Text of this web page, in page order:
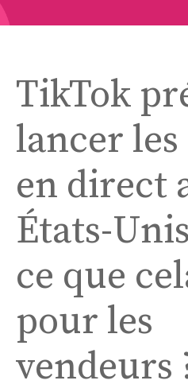
TikTok
lancer les
en direct
États-
ce que
pour les
vendeurs